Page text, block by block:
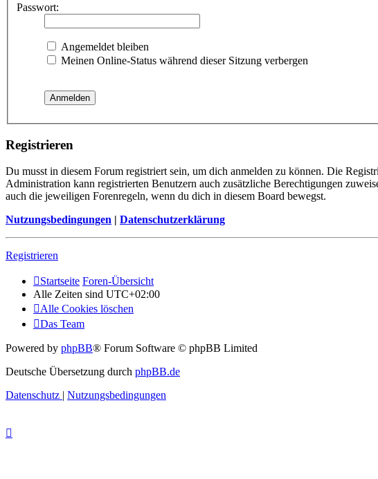
Passwort:
Angemeldet bleiben
Meinen Online-Status während dieser Sitzung verbergen
Registrieren
Du musst in diesem Forum registriert sein, um dich anmelden zu können. Die
Administration kann registrierten Benutzern auch zusätzliche Berechtigungen
auch die jeweiligen Forenregeln, wenn du dich in diesem Board bewegst.
Nutzungsbedingungen | Datenschutzerklärung
Registrieren
Startseite Foren-Übersicht
Alle Zeiten sind UTC+02:00
Alle Cookies löschen
Das Team
Powered by phpBB® Forum Software © phpBB Limited
Deutsche Übersetzung durch phpBB.de
Datenschutz | Nutzungsbedingungen